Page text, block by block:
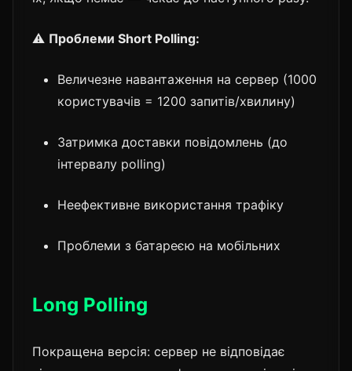
⚠️ Проблеми Short Polling:
Величезне навантаження на сервер (1000
користувачів = 1200 запитів/хвилину)
Затримка доставки повідомлень (до
інтервалу polling)
Неефективне використання трафіку
Проблеми з батареєю на мобільних
Long Polling
Покращена версія: сервер не відповідає